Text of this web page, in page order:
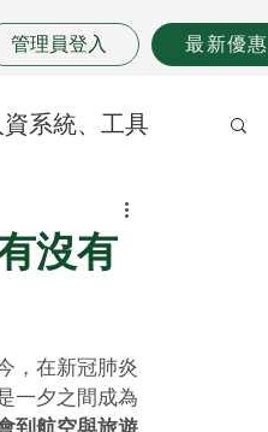
管理員登入 最新優惠
資系統、工具
沒有
，在新冠肺炎
一夕之間成為